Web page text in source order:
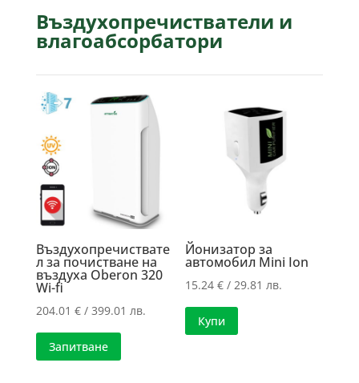
Въздухопречистватели и
влагоабсорбатори
Въздухопречиствате
л за почистване на
въздуха Oberon 320
Wi-fi
204.01 €/ 399.01 лв.
Запитване
Йонизатор за
автомобил Mini Ion
15.24€ / 29.81 лв.
Купи